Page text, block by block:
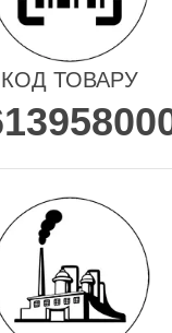
КОД ТОВАРУ